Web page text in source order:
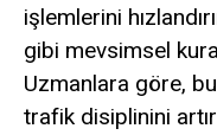
işlemlerini
gibi mevsimsel
Uzmanlara göre,
trafik disiplinini